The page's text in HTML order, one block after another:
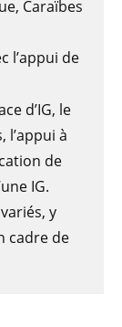
Caraïbes
l’appui de
d’IG, le
à
de
IG.
y
cadre de